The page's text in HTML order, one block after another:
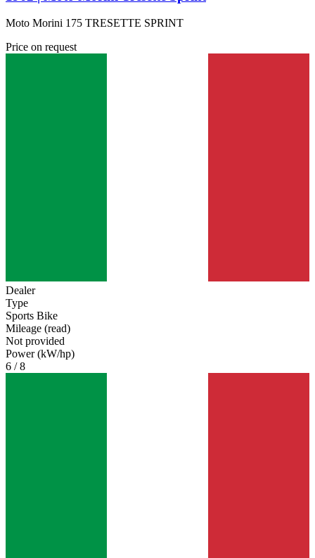
Moto Morini 175 TRESETTE SPRINT
Price on request
Dealer
Type
Sports Bike
Mileage (read)
Not provided
Power (kW/hp)
6 / 8